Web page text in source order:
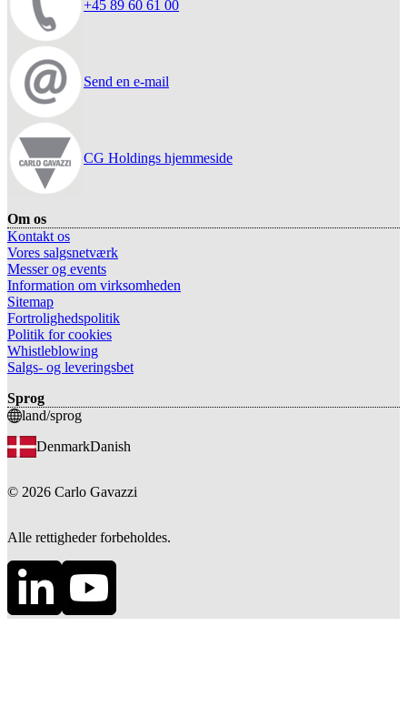
+45 89 60 61 00
Send en e-mail
CG Holdings hjemmeside
Om os
Kontakt os
Vores salgsnetværk
Messer og events
Information om virksomheden
Sitemap
Fortrolighedspolitik
Politik for cookies
Whistleblowing
Salgs- og leveringsbet
Sprog
land/sprog
DenmarkDanish
© 2026 Carlo Gavazzi
Alle rettigheder forbeholdes.